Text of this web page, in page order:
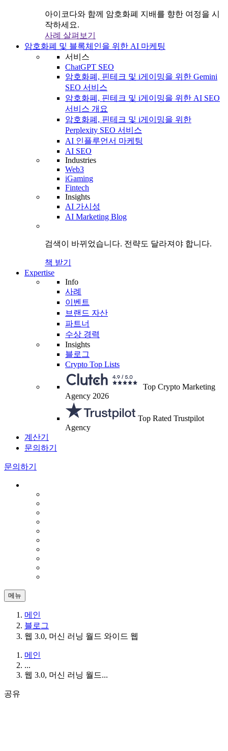
아이코다와 함께 암호화폐 지배를 향한 여정을 시
작하세요.
사례 살펴보기
암호화폐 및 블록체인을 위한 AI 마케팅
서비스
ChatGPT SEO
암호화폐, 핀테크 및 i게이밍을 위한 Gemini
SEO 서비스
암호화폐, 핀테크 및 i게이밍을 위한 AI SEO
서비스 개요
암호화폐, 핀테크 및 i게이밍을 위한
Perplexity SEO 서비스
AI 인플루언서 마케팅
AI SEO
Industries
Web3
iGaming
Fintech
Insights
AI 가시성
AI Marketing Blog
검색이 바뀌었습니다. 전략도 달라져야 합니다.
책 받기
Expertise
Info
사례
이벤트
브랜드 자산
파트너
수상 경력
Insights
블로그
Crypto Top Lists
Top Crypto Marketing
Agency 2026
Top Rated Trustpilot
Agency
계산기
문의하기
문의하기
메뉴
메인
블로그
웹 3.0, 머신 러닝 월드 와이드 웹
메인
...
웹 3.0, 머신 러닝 월드...
공유